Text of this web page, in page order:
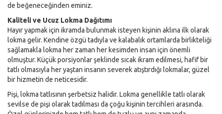
de beğeneceğinden eminiz.
Kaliteli ve Ucuz Lokma Dağıtımı
Hayır yapmak için ikramda bulunmak isteyen kişinin aklına ilk olarak
lokma gelir. Kendine özgü tadıyla ve kalabalık ortamlarda birlikteliği
sağlamakla lokma her zaman her kesimden insan için önemli
olmuştur. Küçük porsiyonlar şeklinde sıcak ikram edilmesi, hafif bir
tatlı olmasıyla her yaştan insanın severek atıştırdığı lokmalar, güzel
bir hizmetin de neticesidir.
Pişi, lokma tatlısının şerbetsiz halidir. Lokma genellikle tatlı olarak
sevilse de pişi olarak tadılması da çoğu kişinin tercihleri arasında.